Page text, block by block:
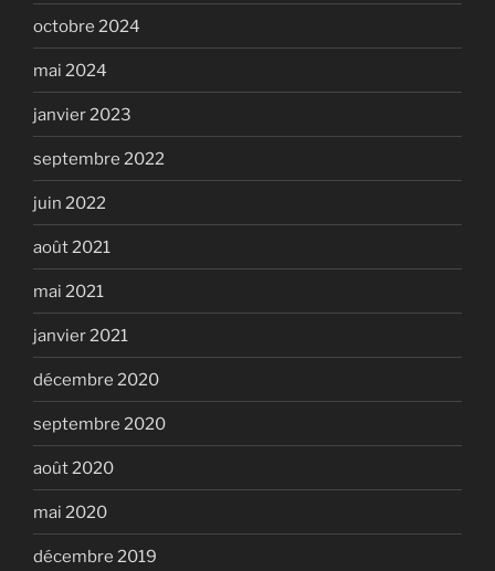
octobre 2024
mai 2024
janvier 2023
septembre 2022
juin 2022
août 2021
mai 2021
janvier 2021
décembre 2020
septembre 2020
août 2020
mai 2020
décembre 2019